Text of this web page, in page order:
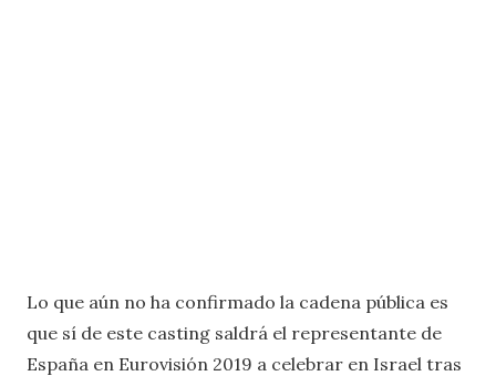
Lo que aún no ha confirmado la cadena pública es
que sí de este casting saldrá el representante de
España en Eurovisión 2019 a celebrar en Israel tras